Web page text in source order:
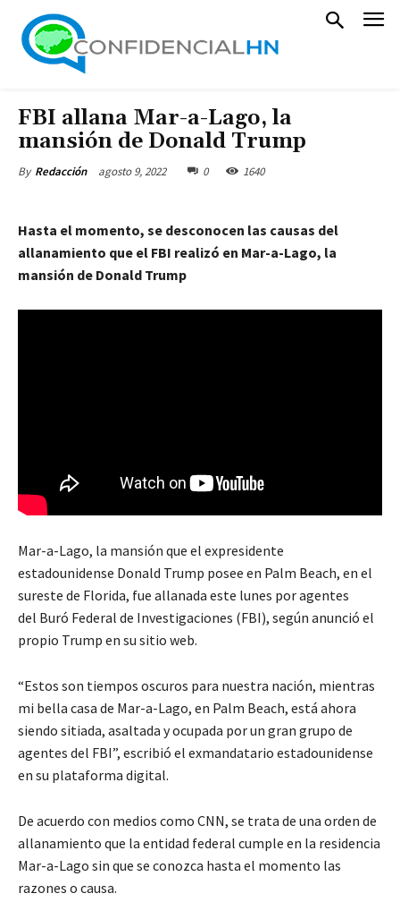
FBI allana Mar-a-Lago, la
mansión de Donald Trump
By Redacción agosto 9, 2022 0 1640
Hasta el momento, se desconocen las causas del
allanamiento que el FBI realizó en Mar-a-Lago, la
mansión de Donald Trump
Mar-a-Lago, la mansión que el expresidente
estadounidense Donald Trump posee en Palm Beach, en el
sureste de Florida, fue allanada este lunes por agentes
del Buró Federal de Investigaciones (FBI), según anunció el
propio Trump en su sitio web.
“Estos son tiempos oscuros para nuestra nación, mientras
mi bella casa de Mar-a-Lago, en Palm Beach, está ahora
siendo sitiada, asaltada y ocupada por un gran grupo de
agentes del FBI”, escribió el exmandatario estadounidense
en su plataforma digital.
De acuerdo con medios como CNN, se trata de una orden de
allanamiento que la entidad federal cumple en la residencia
Mar-a-Lago sin que se conozca hasta el momento las
razones o causa.